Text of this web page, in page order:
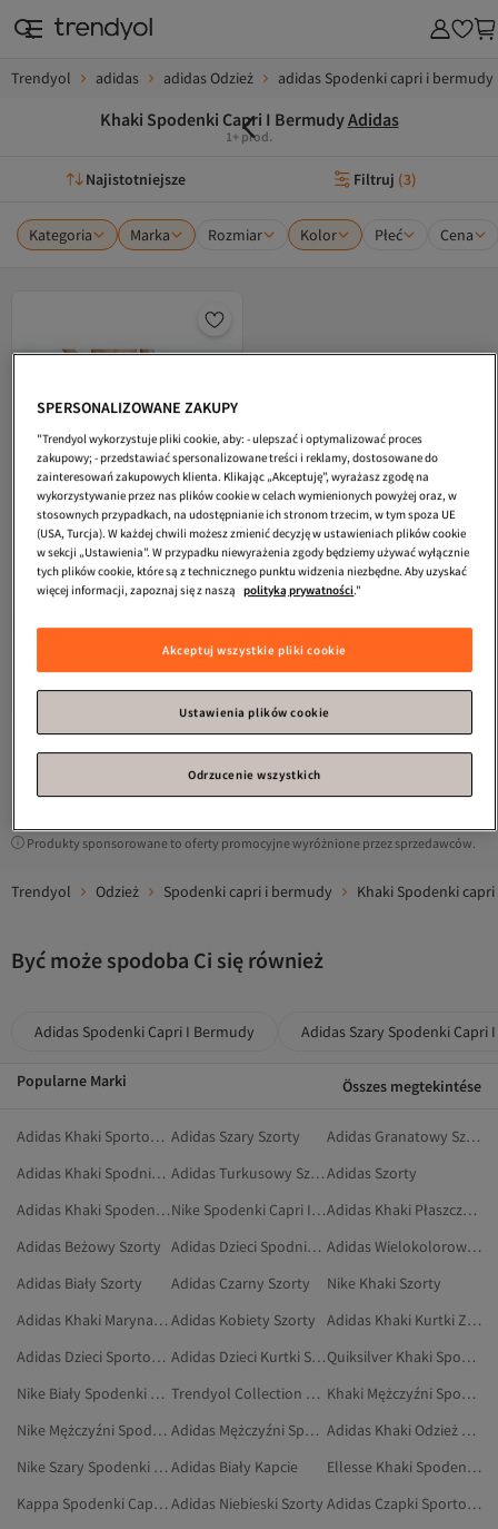
Trendyol adidas adidas Odzież adidas Spodenki capri i bermudy
Khaki Spodenki Capri I BermudyAdidas
1+ prod.
Najistotniejsze Filtruj (3)
Kategoria Marka Rozmiar Kolor Płeć Cena
Damskie szorty Lounge Rib
Booty w kolorze khaki
210,
1
Produkty sponsorowane to oferty promocyjne wyróżnione przez sprzedawców.
Trendyol Odzież Spodenki capri i bermudy Khaki Spodenki
Być może spodoba Ci się również
Adidas Spodenki Capri I Bermudy Adidas Szary Spodenki Capri
Popularne Marki Összes megtekintése
Adidas Khaki Sportowe Spodnie Dresowe Adidas Szary Szorty
Adidas Granatowy Szorty
Adidas Khaki Spodnie Dresowe
Adidas Turkusowy SzortyAdidas Szorty
Adidas Khaki Spodenki Sportowe
Nike Spodenki Capri I Bermudy
Adidas Khaki Płaszcze I Kurtki
Adidas Beżowy Szorty
Adidas Dzieci Spodnie Dresowe
Adidas Wielokolorowy Szorty
Adidas Biały Szorty
Adidas Czarny Szorty
Nike Khaki Szorty
Adidas Khaki Marynarki I Kamizelki Adidas Kobiety Szorty
Adidas Khaki Kurtki Zimowe
Adidas Dzieci Sportowe Spodnie Dresowe
Adidas Dzieci Kurtki Sportowe
Quiksilver Khaki Spodenki Capri I Bermudy
Nike Biały Spodenki Capri I Bermudy
Trendyol Collection Khaki Spodenki Capri I Bermudy
Khaki Mężczyźni Spodenki Capri I Bermudy
Nike Mężczyźni Spodenki Capri I Bermudy
Adidas Mężczyźni Spodnie Dresowe
Adidas Khaki Odzież Sportowa
Nike Szary Spodenki Capri I Bermudy Adidas Biały Kapcie
Ellesse Khaki Spodenki Capri I Bermudy
Kappa Spodenki Capri I Bermudy Adidas Niebieski Szorty
Adidas Czapki Sportowe
SPERSONALIZOWANE ZAKUPY
"Trendyol wykorzystuje pliki cookie, aby: - ulepszać i optymalizować proces
zakupowy; - przedstawiać spersonalizowane treści i reklamy, dostosowane do
zainteresowań zakupowych klienta. Klikając „Akceptuję”, wyrażasz zgodę na
wykorzystywanie przez nas plików cookie w celach wymienionych powyżej oraz, w
stosownych przypadkach, na udostępnianie ich stronom trzecim, w tym spoza UE
(USA, Turcja). W każdej chwili możesz zmienić decyzję w ustawieniach plików cookie
w sekcji „Ustawienia”. W przypadku niewyrażenia zgody będziemy używać wyłącznie
tych plików cookie, które są z technicznego punktu widzenia niezbędne. Aby uzyskać
więcej informacji, zapoznaj się z naszą polityką prywatności."
Akceptuj wszystkie pliki cookie
Ustawienia plików cookie
Odrzucenie wszystkich